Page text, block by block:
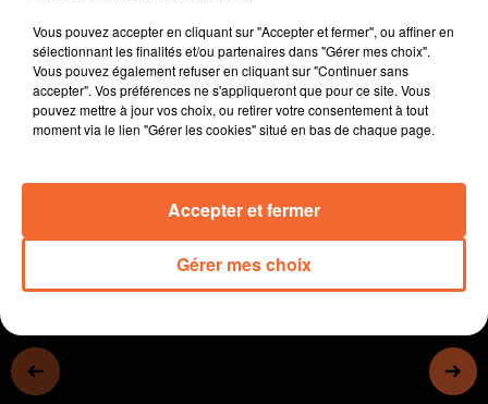
Nueil-les-Aubiers (photo)
- Une nouvelle saison va s'ouvrir ce samedi à la Stabul,
à la Chapelle-Saint-Laurent.
- Enfin, la fête de la Bière à Thouars ce samedi se veut
Vous pouvez accepter en cliquant sur "Accepter et fermer", ou affiner en
sélectionnant les finalités et/ou partenaires dans "Gérer mes choix".
Vous pouvez également refuser en cliquant sur "Continuer sans
accepter". Vos préférences ne s'appliqueront que pour ce site. Vous
pouvez mettre à jour vos choix, ou retirer votre consentement à tout
moment via le lien "Gérer les cookies" situé en bas de chaque page.
Gérer mes choix
Accepter et fermer